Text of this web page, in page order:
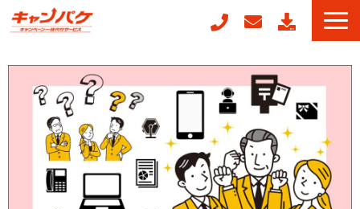
キャンフォーム
販促ノベルティ製作
POSレジ連動キャンペーン
キャンペーン事例